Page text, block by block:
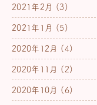
2021年2月 (3)
2021年1月 (5)
2020年12月 (4)
2020年11月 (2)
2020年10月 (6)